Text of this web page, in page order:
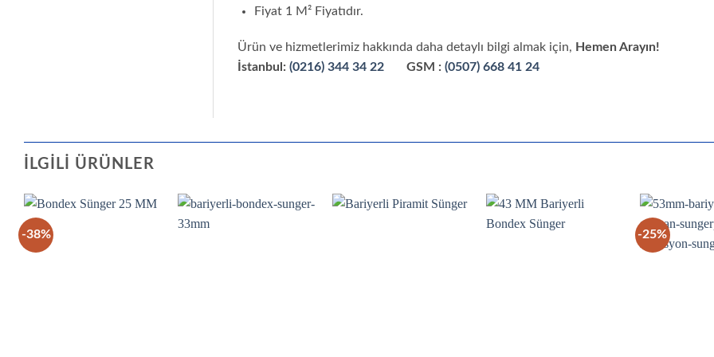
Fiyat 1 M² Fiyatıdır.
Ürün ve hizmetlerimiz hakkında daha detaylı bilgi almak için, Hemen Arayın!
İstanbul: (0216) 344 34 22GSM : (0507) 668 41 24
İLGILI ÜRÜNLER
-38% -25%